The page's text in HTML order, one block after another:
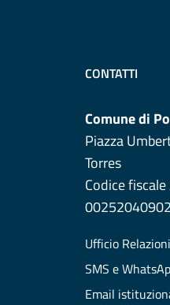
CONTATTI
Comune di
Piazza
Torres
Codice fiscale
00252040902
Ufficio
SMS e
Email